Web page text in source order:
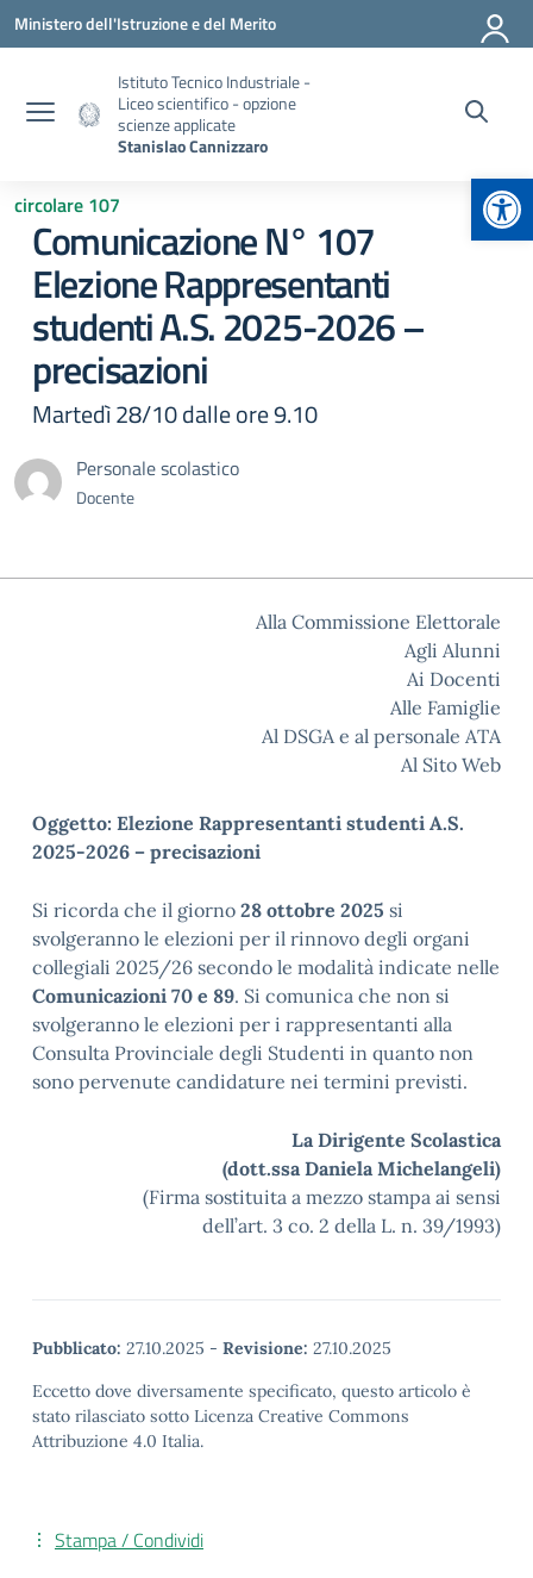
Vai ai contenuti
Vai al menu di navigazione
Vai al footer
Ministero dell'Istruzione e del Merito
Istituto Tecnico Industriale -
Liceo scientifico - opzione
scienze applicate
Stanislao Cannizzaro
circolare 107
Comunicazione N° 107
Elezione Rappresentanti
studenti A.S. 2025-2026 –
precisazioni
Martedì 28/10 dalle ore 9.10
Personale scolastico
Docente
Alla Commissione Elettorale
Agli Alunni
Ai Docenti
Alle Famiglie
Al DSGA e al personale ATA
Al Sito Web
Oggetto: Elezione Rappresentanti studenti A.S.
2025-2026 – precisazioni
Si ricorda che il giorno 28 ottobre 2025 si
svolgeranno le elezioni per il rinnovo degli organi
collegiali 2025/26 secondo le modalità indicate nelle
Comunicazioni 70 e 89. Si comunica che non si
svolgeranno le elezioni per i rappresentanti alla
Consulta Provinciale degli Studenti in quanto non
sono pervenute candidature nei termini previsti.
La Dirigente Scolastica
(dott.ssa Daniela Michelangeli)
(Firma sostituita a mezzo stampa ai sensi
dell’art. 3 co. 2 della L. n. 39/1993)
Pubblicato: 27.10.2025 - Revisione: 27.10.2025
Eccetto dove diversamente specificato, questo articolo è
stato rilasciato sotto Licenza Creative Commons
Attribuzione 4.0 Italia.
Stampa / Condividi